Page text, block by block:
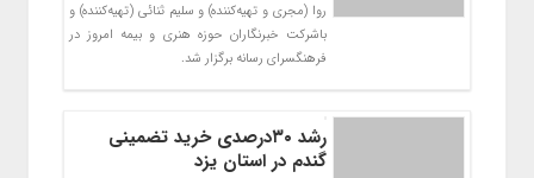
روا (مجری و تهیه‌کننده) و سلیم ثنائی (تهیه‌کننده) و
باشرکت خبرنگاران حوزه هنری و بیمه امروز در
فرهنگسرای رسانه برگزار شد.
رشد ۳۰درصدی خرید تضمینی
گندم در استان یزد